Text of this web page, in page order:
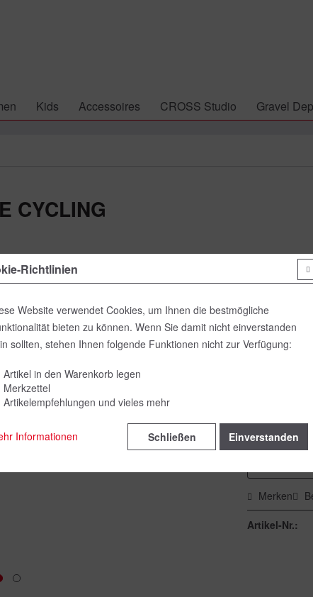
Kids Accessoires CROSS Studio Gravel
CYCLING
69,00
Lieferzeit 7
Farbe:
Merken
Artikel-Nr.:
Richtlinien
Website verwendet Cookies, um Ihnen die bestmögliche
bieten zu können. Wenn Sie damit nicht einverstanden
sollten, stehen Ihnen folgende Funktionen nicht zur Verfügung:
Artikel in den Warenkorb legen
Merkzettel
Artikelempfehlungen und vieles mehr
Informationen Einverstanden
Schließen